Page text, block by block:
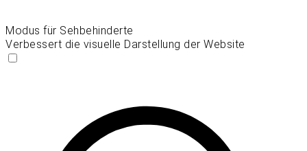
Modus für Sehbehinderte
Verbessert die visuelle Darstellung der Website